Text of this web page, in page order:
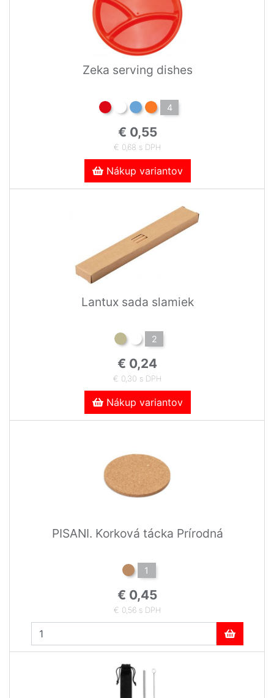
Zeka serving dishes
4
€ 0,55
€ 0,68 s DPH
Nákup variantov
Lantux sada slamiek
2
€ 0,24
€ 0,30 s DPH
Nákup variantov
PISANI. Korková tácka Prírodná
1
€ 0,45
€ 0,56 s DPH